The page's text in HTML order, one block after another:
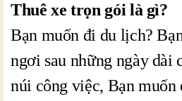
Thuê xe trọn gói là gì?
Bạn muốn đi du lịch?
ngơi sau những ngày dài
núi công việc, Bạn muốn